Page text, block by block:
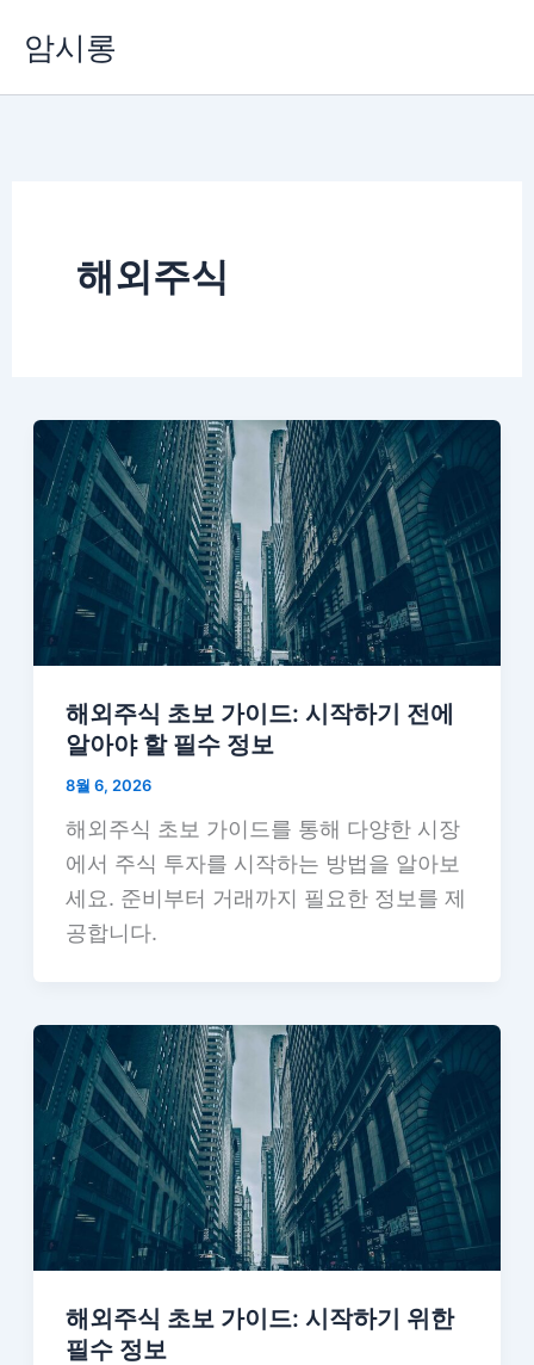
암시롱
해외주식
해외주식 초보 가이드: 시작하기 전에
알아야 할 필수 정보
8월 6, 2026
해외주식 초보 가이드를 통해 다양한 시장
에서 주식 투자를 시작하는 방법을 알아보
세요. 준비부터 거래까지 필요한 정보를 제
공합니다.
해외주식 초보 가이드: 시작하기 위한
필수 정보